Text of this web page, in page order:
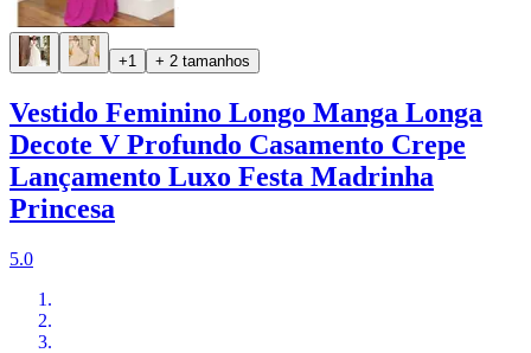
+1 + 2 tamanhos
Vestido Feminino Longo Manga Longa
Decote V Profundo Casamento Crepe
Lançamento Luxo Festa Madrinha
Princesa
5.0